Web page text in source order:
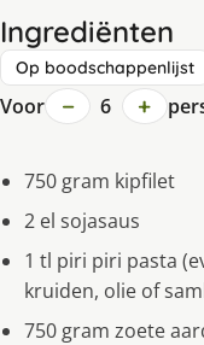
Ingrediënten
Op boodschappenlijst
Voor − 6 +
750 gram kipfilet
2 el sojasaus
1 tl piri piri pasta
kruiden, olie of
750 gram zoete